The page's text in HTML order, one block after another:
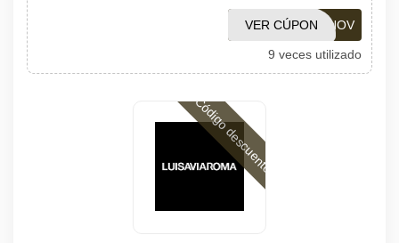
ONOV
VER CÚPON
9 veces utilizado
Código descuento